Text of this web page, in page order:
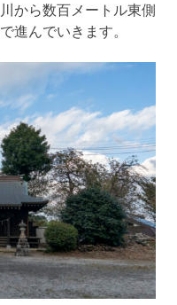
から数百メートル東側
進んでいきます。